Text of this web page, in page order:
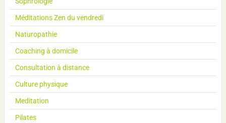
Méditations Zen du vendredi
Naturopathie
Coaching à domicile
Consultation à distance
Culture physique
Meditation
Pilates